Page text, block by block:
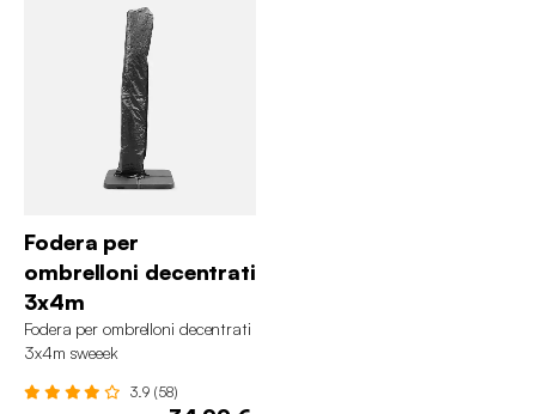
Fodera per
ombrelloni decentrati
3x4m
Fodera per ombrelloni decentrati
3x4m sweeek
3.9 (58)